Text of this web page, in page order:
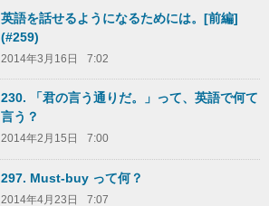
英語を話せるようになるためには。[前編]
(#259)
2014年3月16日 7:02
230. 「君の言う通りだ。」って、英語で何て
言う？
2014年2月15日 7:00
297. Must-buy って何？
2014年4月23日 7:07